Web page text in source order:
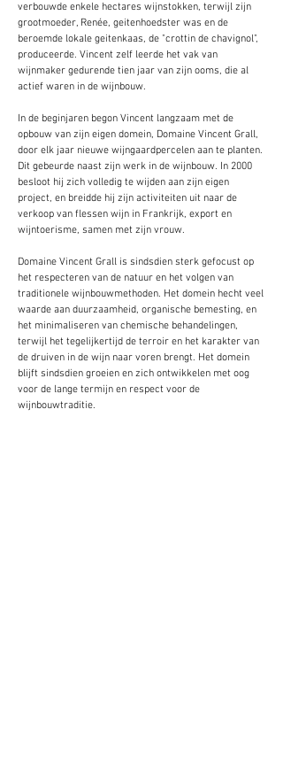
verbouwde enkele hectares wijnstokken, terwijl zijn
grootmoeder, Renée, geitenhoedster was en de
beroemde lokale geitenkaas, de "crottin de chavignol",
produceerde. Vincent zelf leerde het vak van
wijnmaker gedurende tien jaar van zijn ooms, die al
actief waren in de wijnbouw.
In de beginjaren begon Vincent langzaam met de
opbouw van zijn eigen domein, Domaine Vincent Grall,
door elk jaar nieuwe wijngaardpercelen aan te planten.
Dit gebeurde naast zijn werk in de wijnbouw. In 2000
besloot hij zich volledig te wijden aan zijn eigen
project, en breidde hij zijn activiteiten uit naar de
verkoop van flessen wijn in Frankrijk, export en
wijntoerisme, samen met zijn vrouw.
Domaine Vincent Grall is sindsdien sterk gefocust op
het respecteren van de natuur en het volgen van
traditionele wijnbouwmethoden. Het domein hecht veel
waarde aan duurzaamheid, organische bemesting, en
het minimaliseren van chemische behandelingen,
terwijl het tegelijkertijd de terroir en het karakter van
de druiven in de wijn naar voren brengt. Het domein
blijft sindsdien groeien en zich ontwikkelen met oog
voor de lange termijn en respect voor de
wijnbouwtraditie.